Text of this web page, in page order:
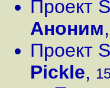
Проект
Аноним,
Проект
Pickle,